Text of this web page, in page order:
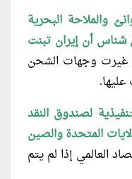
والملاحة البحرية
شناس أن إيران تبنت
غيرت وجهات الشحن
لصندوق النقد
المتحدة والصين
العالمي إذا لم يتم